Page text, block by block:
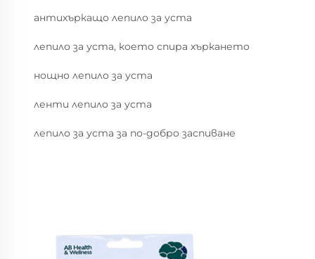
антихъркащо лепило за уста
лепило за уста, което спира хъркането
нощно лепило за уста
ленти лепило за уста
лепило за уста за по-добро заспиване